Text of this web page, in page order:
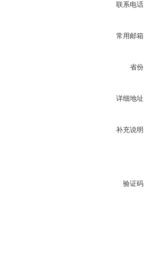
联系电话
常用邮箱
省份
详细地址
补充说明
验证码